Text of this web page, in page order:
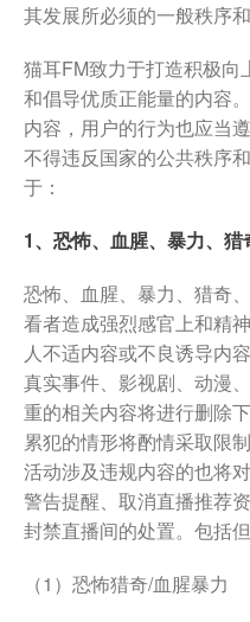
其发展所必须的一般秩序和
猫耳FM致力于打造积极向
和倡导优质正能量的内容
内容，用户的行为也应当
不得违反国家的公共秩序
于：
1、恐怖、血腥、暴力、
恐怖、血腥、暴力、猎奇
看者造成强烈感官上和精
人不适内容或不良诱导内
真实事件、影视剧、动漫
重的相关内容将进行删除
累犯的情形将酌情采取限
活动涉及违规内容的也将
警告提醒、取消直播推荐
封禁直播间的处置。包括
（1）恐怖猎奇/血腥暴力